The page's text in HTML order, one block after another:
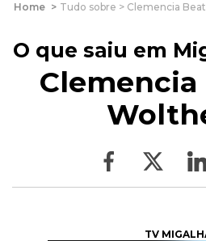
Home > Tudo sobre > Clemencia
O que saiu em
Clemencia
TV